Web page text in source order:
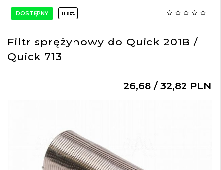
DOSTĘPNY 11 szt.
Filtr sprężynowy do Quick 201B /
Quick 713
26,68 / 32,82 PLN